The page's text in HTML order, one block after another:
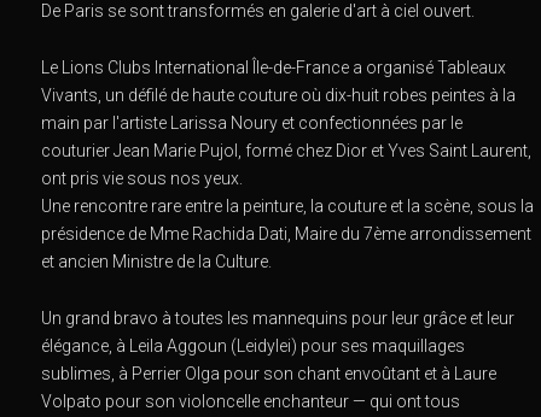
De Paris se sont transformés en galerie d'art à ciel ouvert.
Le Lions Clubs International Île-de-France a organisé Tableaux
Vivants, un défilé de haute couture où dix-huit robes peintes à la
main par l'artiste Larissa Noury et confectionnées par le
couturier Jean Marie Pujol, formé chez Dior et Yves Saint Laurent,
ont pris vie sous nos yeux.
Une rencontre rare entre la peinture, la couture et la scène, sous la
présidence de Mme Rachida Dati, Maire du 7ème arrondissement
et ancien Ministre de la Culture.
Un grand bravo à toutes les mannequins pour leur grâce et leur
élégance, à Leila Aggoun (Leidylei) pour ses maquillages
sublimes, à Perrier Olga pour son chant envoûtant et à Laure
Volpato pour son violoncelle enchanteur — qui ont tous